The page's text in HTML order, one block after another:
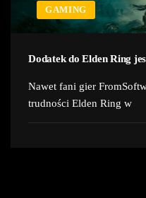
GAMING
Dodatek do Elden Ring
Nawet fani gier
trudności Elden Ring w